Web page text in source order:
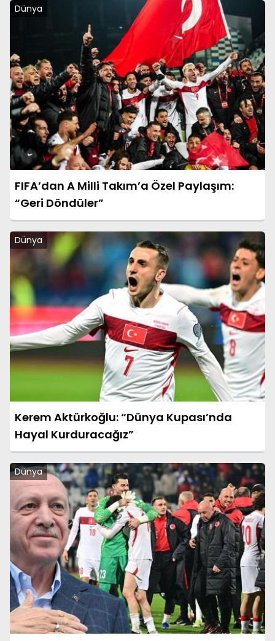
Dünya
FIFA’dan A Milli Takım’a Özel Paylaşım:
“Geri Döndüler”
Dünya
Kerem Aktürkoğlu: “Dünya Kupası’nda
Hayal Kurduracağız”
Dünya